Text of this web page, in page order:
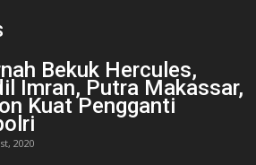
Bekuk Hercules,
Imran, Putra Makassar,
Kuat Pengganti
2020